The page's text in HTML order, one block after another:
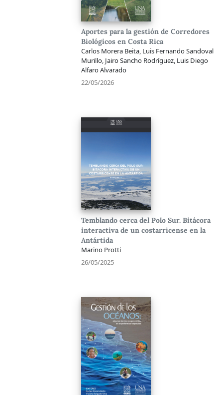
Aportes para la gestión de Corredores
Biológicos en Costa Rica
Carlos Morera Beita, Luis Fernando Sandoval
Murillo, Jairo Sancho Rodríguez, Luis Diego
Alfaro Alvarado
22/05/2026
Temblando cerca del Polo Sur. Bitácora
interactiva de un costarricense en la
Antártida
Marino Protti
26/05/2025